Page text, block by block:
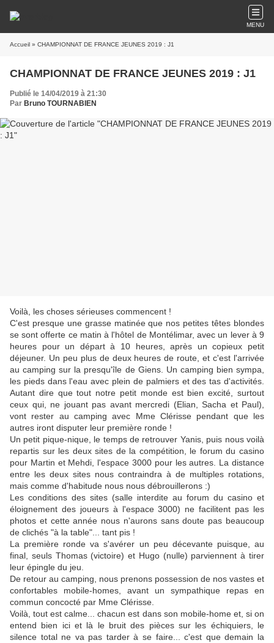
MENU
Accueil » CHAMPIONNAT DE FRANCE JEUNES 2019 : J1
CHAMPIONNAT DE FRANCE JEUNES 2019 : J1
Publié le 14/04/2019 à 21:30
Par Bruno TOURNABIEN
Voilà, les choses sérieuses commencent !
C'est presque une grasse matinée que nos petites têtes blondes
se sont offerte ce matin à l'hôtel de Montélimar, avec un lever à 9
heures pour un départ à 10 heures, après un copieux petit
déjeuner. Un peu plus de deux heures de route, et c'est l'arrivée
au camping sur la presqu'île de Giens. Un camping bien sympa,
les pieds dans l'eau avec plein de palmiers et des tas d'activités.
Autant dire que tout notre petit monde est bien excité, surtout
ceux qui, ne jouant pas avant mercredi (Elian, Sacha et Paul),
vont rester au camping avec Mme Clérisse pendant que les
autres iront disputer leur première ronde !
Un petit pique-nique, le temps de retrouver Yanis, puis nous voilà
repartis sur les deux sites de la compétition, le forum du casino
pour Martin et Mehdi, l'espace 3000 pour les autres. La distance
entre les deux sites nous contraindra à de multiples rotations,
mais comme d'habitude nous nous débrouillerons :)
Les conditions des sites (salle interdite au forum du casino et
éloignement des joueurs à l'espace 3000) ne facilitent pas les
photos et cette année nous n'aurons sans doute pas beaucoup
de clichés "à la table"... tant pis !
La première ronde va s'avérer un peu décevante puisque, au
final, seuls Thomas (victoire) et Hugo (nulle) parviennent à tirer
leur épingle du jeu.
De retour au camping, nous prenons possession de nos vastes et
confortables mobile-homes, avant un sympathique repas en
commun concocté par Mme Clérisse.
Voilà, tout est calme... chacun est dans son mobile-home et, si on
entend bien ici et là le bruit des pièces sur les échiquiers, le
silence total ne va pas tarder à se faire... c'est que demain la